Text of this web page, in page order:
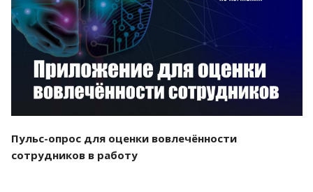
Смотреть проект
Пульс-опрос для оценки вовлечённости
сотрудников в работу